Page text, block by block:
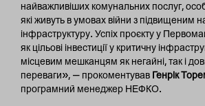
найважливіших комунальних послуг,
які живуть в умовах війни з підвищеним
інфраструктуру. Успіх проєкту у
як цільові інвестиції у критичну
місцевим мешканцям як негайні, так і
переваги», — прокоментував Генрік
програмний менеджер НЕФКО.